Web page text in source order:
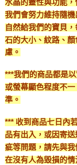
水晶的靈性與功能，
我們會努力維持隨
自然給我們的寶貝
石的大小、紋路、
慮。
***我們的商品都是
或螢幕顯色程度不
準。
*** 收到商品七日內
品有出入，或因寄
疵等問題，請先與
在沒有人為毀損的情